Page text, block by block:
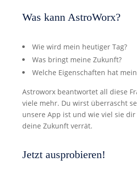
Was kann AstroWorx?
Wie wird mein heutiger Tag?
Was bringt meine Zukunft?
Welche Eigenschaften hat
Astroworx beantwortet all diese
viele mehr. Du wirst überrascht
unsere App ist und wie viel sie
deine Zukunft verrät.
Jetzt ausprobieren!